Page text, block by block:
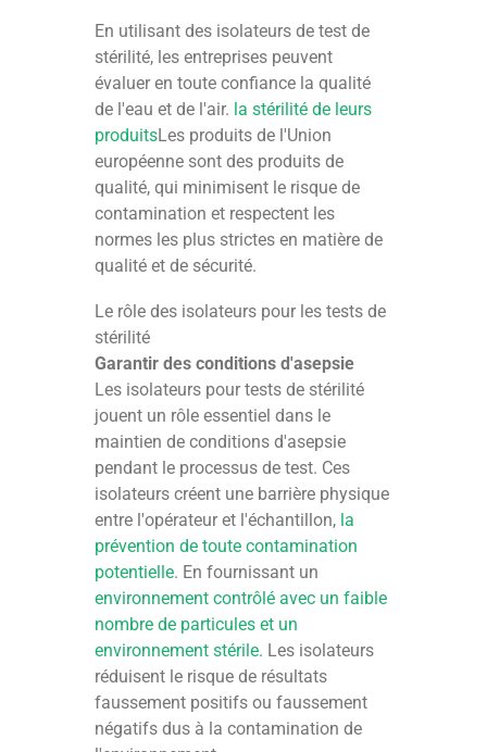
En utilisant des isolateurs de test de
stérilité, les entreprises peuvent
évaluer en toute confiance la qualité
de l'eau et de l'air. la stérilité de leurs
produitsLes produits de l'Union
européenne sont des produits de
qualité, qui minimisent le risque de
contamination et respectent les
normes les plus strictes en matière de
qualité et de sécurité.
Le rôle des isolateurs pour les tests de
stérilité
Garantir des conditions d'asepsie
Les isolateurs pour tests de stérilité
jouent un rôle essentiel dans le
maintien de conditions d'asepsie
pendant le processus de test. Ces
isolateurs créent une barrière physique
entre l'opérateur et l'échantillon, la
prévention de toute contamination
potentielle. En fournissant un
environnement contrôlé avec un faible
nombre de particules et un
environnement stérile. Les isolateurs
réduisent le risque de résultats
faussement positifs ou faussement
négatifs dus à la contamination de